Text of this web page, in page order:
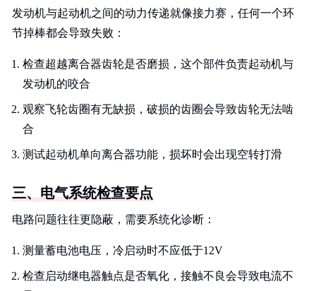
发动机与起动机之间的动力传递就像接力赛，任何一个环
节掉棒都会导致失败：
检查超越离合器齿轮是否磨损，这个部件负责起动机与
发动机的咬合
观察飞轮齿圈有无缺损，破损的齿圈会导致齿轮无法啮
合
测试起动机单向离合器功能，损坏时会出现空转打滑
三、电气系统检查要点
电路问题往往更隐蔽，需要系统化诊断：
测量蓄电池电压，冷启动时不应低于12V
检查启动继电器触点是否氧化，接触不良会导致电流不